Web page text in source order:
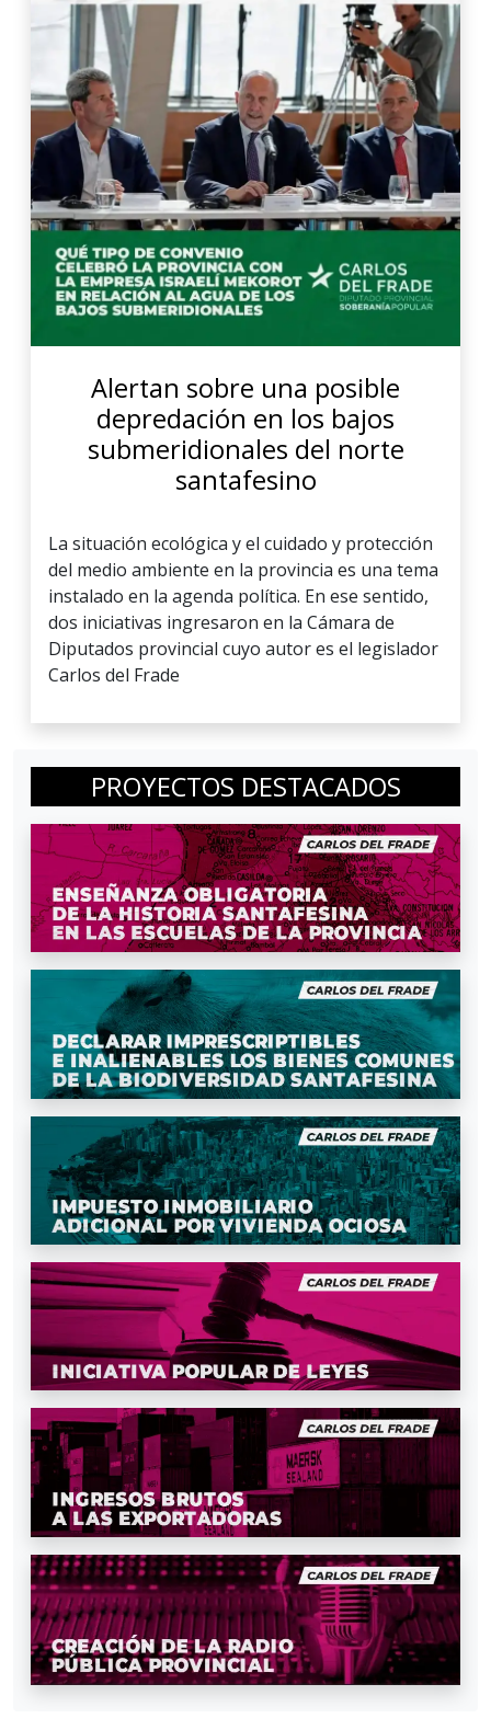
Alertan sobre una posible
depredación en los bajos
submeridionales del norte
santafesino
La situación ecológica y el cuidado y protección
del medio ambiente en la provincia es una tema
instalado en la agenda política. En ese sentido,
dos iniciativas ingresaron en la Cámara de
Diputados provincial cuyo autor es el legislador
Carlos del Frade
PROYECTOS DESTACADOS